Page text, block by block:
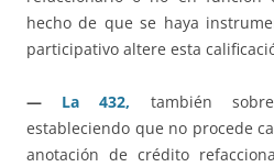
hecho de que se haya
participativo altere esta
— La 432, también
estableciendo que no procede
anotación de crédito